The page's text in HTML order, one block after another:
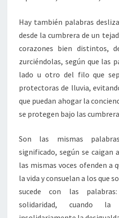
Hay también palabras
desde la cumbrera de un
corazones bien distintos,
zurciéndolas, según que las
lado u otro del filo que
protectoras de lluvia,
que puedan ahogar la
se protegen bajo las
Son las mismas
significado, según se caigan
las mismas voces ofenden a
la vida y consuelan a los que
sucede con las
solidaridad, cuando la